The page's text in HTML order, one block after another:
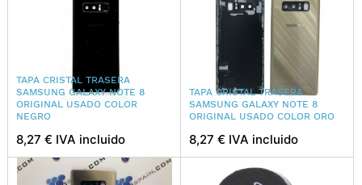
TAPA CRISTAL TRASERA
SAMSUNG GALAXY NOTE 8
ORIGINAL USADO COLOR
NEGRO
8,27 € IVA incluido
TAPA CRISTAL TRASERA
SAMSUNG GALAXY NOTE 8
ORIGINAL USADO COLOR ORO
8,27 € IVA incluido